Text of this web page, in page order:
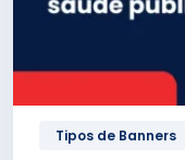
Tipos de Banners